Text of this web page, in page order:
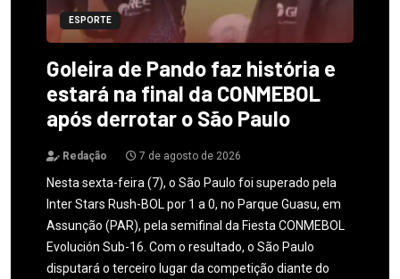
ESPORTE
Goleira de Pando faz história e
estará na final da CONMEBOL
após derrotar o São Paulo
Redação 7 de agosto de 2026
Nesta sexta-feira (7), o São Paulo foi superado pela
Inter Stars Rush-BOL por 1 a 0, no Parque Guasu, em
Assunção (PAR), pela semifinal da Fiesta CONMEBOL
Evolución Sub-16. Com o resultado, o São Paulo
disputará o terceiro lugar da competição diante do